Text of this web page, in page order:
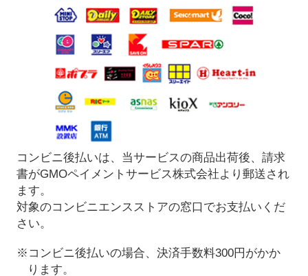
コンビニ後払いは、当サービスの商品出荷後、請求
書がGMOペイメントサービス株式会社より郵送され
ます。
対象のコンビニエンスストアの窓口でお支払いくだ
さい。
※コンビニ後払いの場合、決済手数料300円がかか
ります。